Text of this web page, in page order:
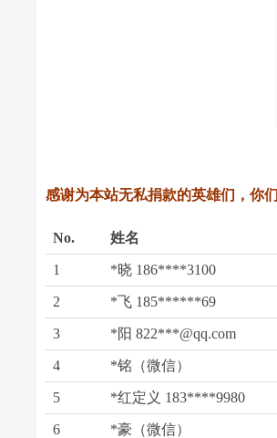
感谢为本站无私捐款的英雄们，你
No. 姓名
1 *晓 186****3100
2 *飞 185******69
3 *阳 822***@qq.com
4 *铭（微信）
5 *红定义 183****9980
6 *豪（微信）